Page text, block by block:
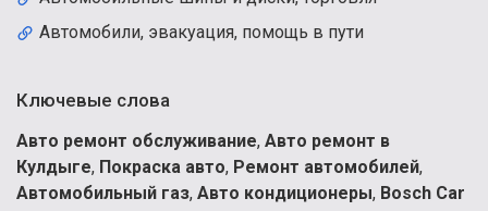
Автомобили, эвакуация, помощь в пути
Ключевые слова
Авто ремонт обслуживание, Авто ремонт в
Кулдыге, Покраска авто, Ремонт автомобилей,
Автомобильный газ, Авто кондиционеры, Bosch Car